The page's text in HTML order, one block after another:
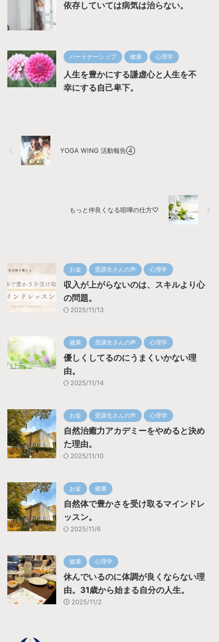
依存していては病気は治らない。
パートナーシップ 健康 心理学
人生を豊かにする謙虚心と人生を不
幸にする自己卑下。
YOGA WING 活動報告④
もっと仲良くなる喧嘩の仕方♡
お金 受講生さんの声 心理学
収入が上がらないのは、スキルより心
の問題。
2025/11/13
健康 受講生さんの声 心理学
優しくしてるのにうまくいかない理
由。
2025/11/14
お金 受講生さんの声 心理学
自然治癒力アカデミーをやめると決め
た理由。
2025/11/10
お金 健康
自然体で豊かさを受け取るマインドレ
ッスン。
2025/11/6
健康 心理学
休んでいるのに体調が良くならない理
由。31歳から始まる自分の人生。
2025/11/2